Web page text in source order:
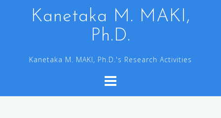
Kanetaka M. MAKI,
Ph.D.
Kanetaka M. MAKI, Ph.D.'s Research Activities